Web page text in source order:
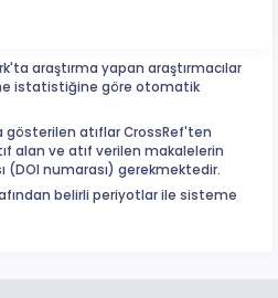
araştırma yapan araştırmacılar
istatistiğine göre otomatik
gösterilen atıflar CrossRef'ten
alan ve atıf verilen makalelerin
(DOI numarası) gerekmektedir.
belirli periyotlar ile sisteme